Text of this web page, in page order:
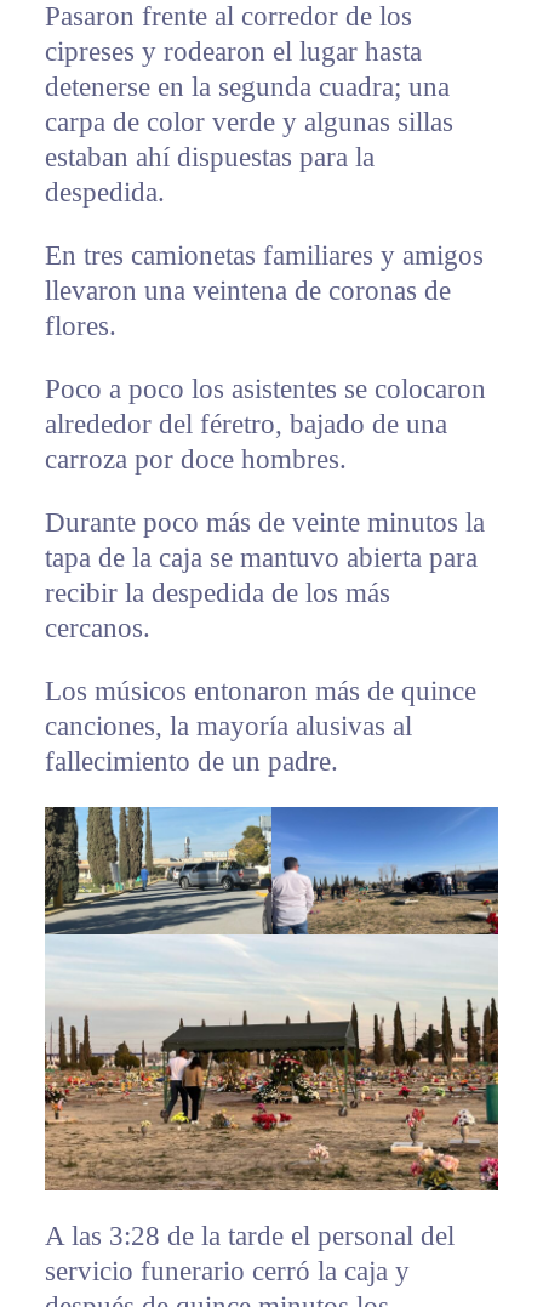
Pasaron frente al corredor de los
cipreses y rodearon el lugar hasta
detenerse en la segunda cuadra; una
carpa de color verde y algunas sillas
estaban ahí dispuestas para la
despedida.
En tres camionetas familiares y amigos
llevaron una veintena de coronas de
flores.
Poco a poco los asistentes se colocaron
alrededor del féretro, bajado de una
carroza por doce hombres.
Durante poco más de veinte minutos la
tapa de la caja se mantuvo abierta para
recibir la despedida de los más
cercanos.
Los músicos entonaron más de quince
canciones, la mayoría alusivas al
fallecimiento de un padre.
A las 3:28 de la tarde el personal del
servicio funerario cerró la caja y